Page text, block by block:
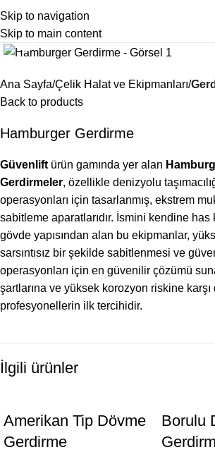
Skip to navigation
Skip to main content
Click to enlarge
Ana Sayfa Çelik Halat ve Ekipmanları
Back to products
Hamburger Gerdirme
Güvenlift ürün gamında yer alan
Gerdirmeler, özellikle denizyolu
operasyonları için tasarlanmış, ekstrem
sabitleme aparatlarıdır. İsmini kendine
gövde yapısından alan bu ekipmanlar,
sarsıntısız bir şekilde sabitlenmesi ve
operasyonları için en güvenilir çözümü
şartlarına ve yüksek korozyon riskine karşı
profesyonellerin ilk tercihidir.
İlgili ürünler
Amerikan Tip Dövme
Gerdirme
Borulu